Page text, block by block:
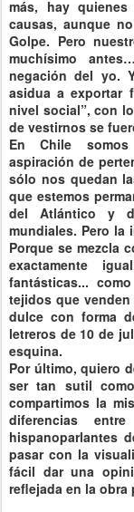
más, hay
causas, aunque
Golpe. Pero
muchísimo
negación del yo.
asidua a exportar
nivel social”, con
de vestirnos se
En Chile somos
aspiración de
sólo nos quedan
que estemos
del Atlántico y
mundiales. Pero la
Porque se mezcla
exactamente
fantásticas...
tejidos que
dulce con forma
letreros de 10 de
esquina.
Por último, quiero
ser tan sutil
compartimos la
diferencias
hispanoparlantes
pasar con la
fácil dar una
reflejada en la obra